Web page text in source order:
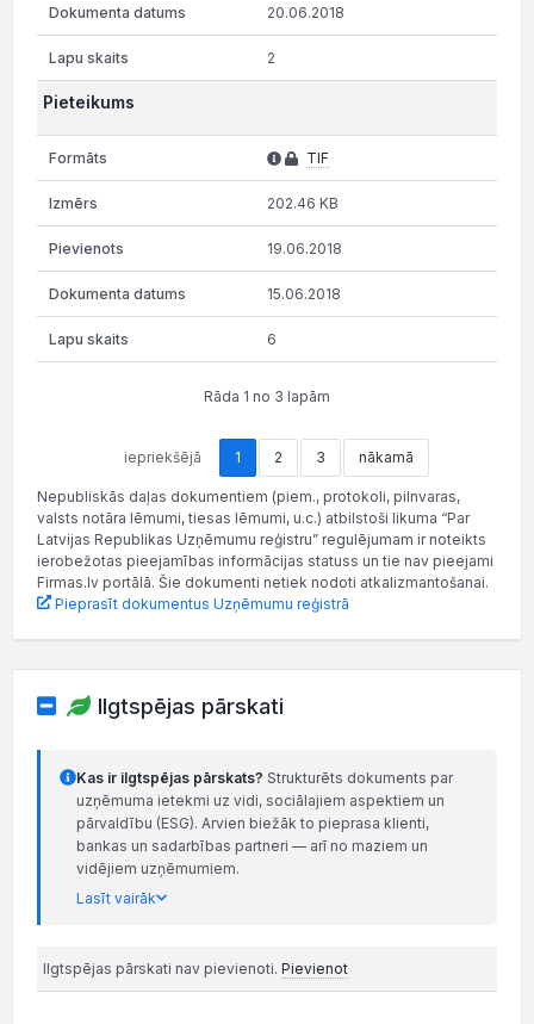
20.06.2018
2
Pieteikums
TIF
202.46 KB
19.06.2018
15.06.2018
6
Rāda 1 no 3 lapām
iepriekšējā 1 2 3 nākamā
Nepubliskās daļas dokumentiem (piem., protokoli, pilnvaras,
valsts notāra lēmumi, tiesas lēmumi, u.c.) atbilstoši likuma “Par
Latvijas Republikas Uzņēmumu reģistru” regulējumam ir noteikts
ierobežotas pieejamības informācijas statuss un tie nav pieejami
Firmas.lv portālā. Šie dokumenti netiek nodoti atkalizmantošanai.
Pieprasīt dokumentus Uzņēmumu reģistrā
Ilgtspējas pārskati
Kas ir ilgtspējas pārskats? Strukturēts dokuments par
uzņēmuma ietekmi uz vidi, sociālajiem aspektiem un
pārvaldību (ESG). Arvien biežāk to pieprasa klienti,
bankas un sadarbības partneri — arī no maziem un
vidējiem uzņēmumiem.
Lasīt vairāk
Ilgtspējas pārskati nav pievienoti. Pievienot